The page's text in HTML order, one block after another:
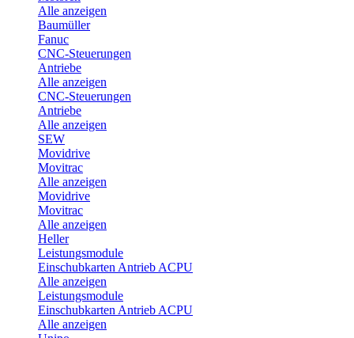
Alle anzeigen
Baumüller
Fanuc
CNC-Steuerungen
Antriebe
Alle anzeigen
CNC-Steuerungen
Antriebe
Alle anzeigen
SEW
Movidrive
Movitrac
Alle anzeigen
Movidrive
Movitrac
Alle anzeigen
Heller
Leistungsmodule
Einschubkarten Antrieb ACPU
Alle anzeigen
Leistungsmodule
Einschubkarten Antrieb ACPU
Alle anzeigen